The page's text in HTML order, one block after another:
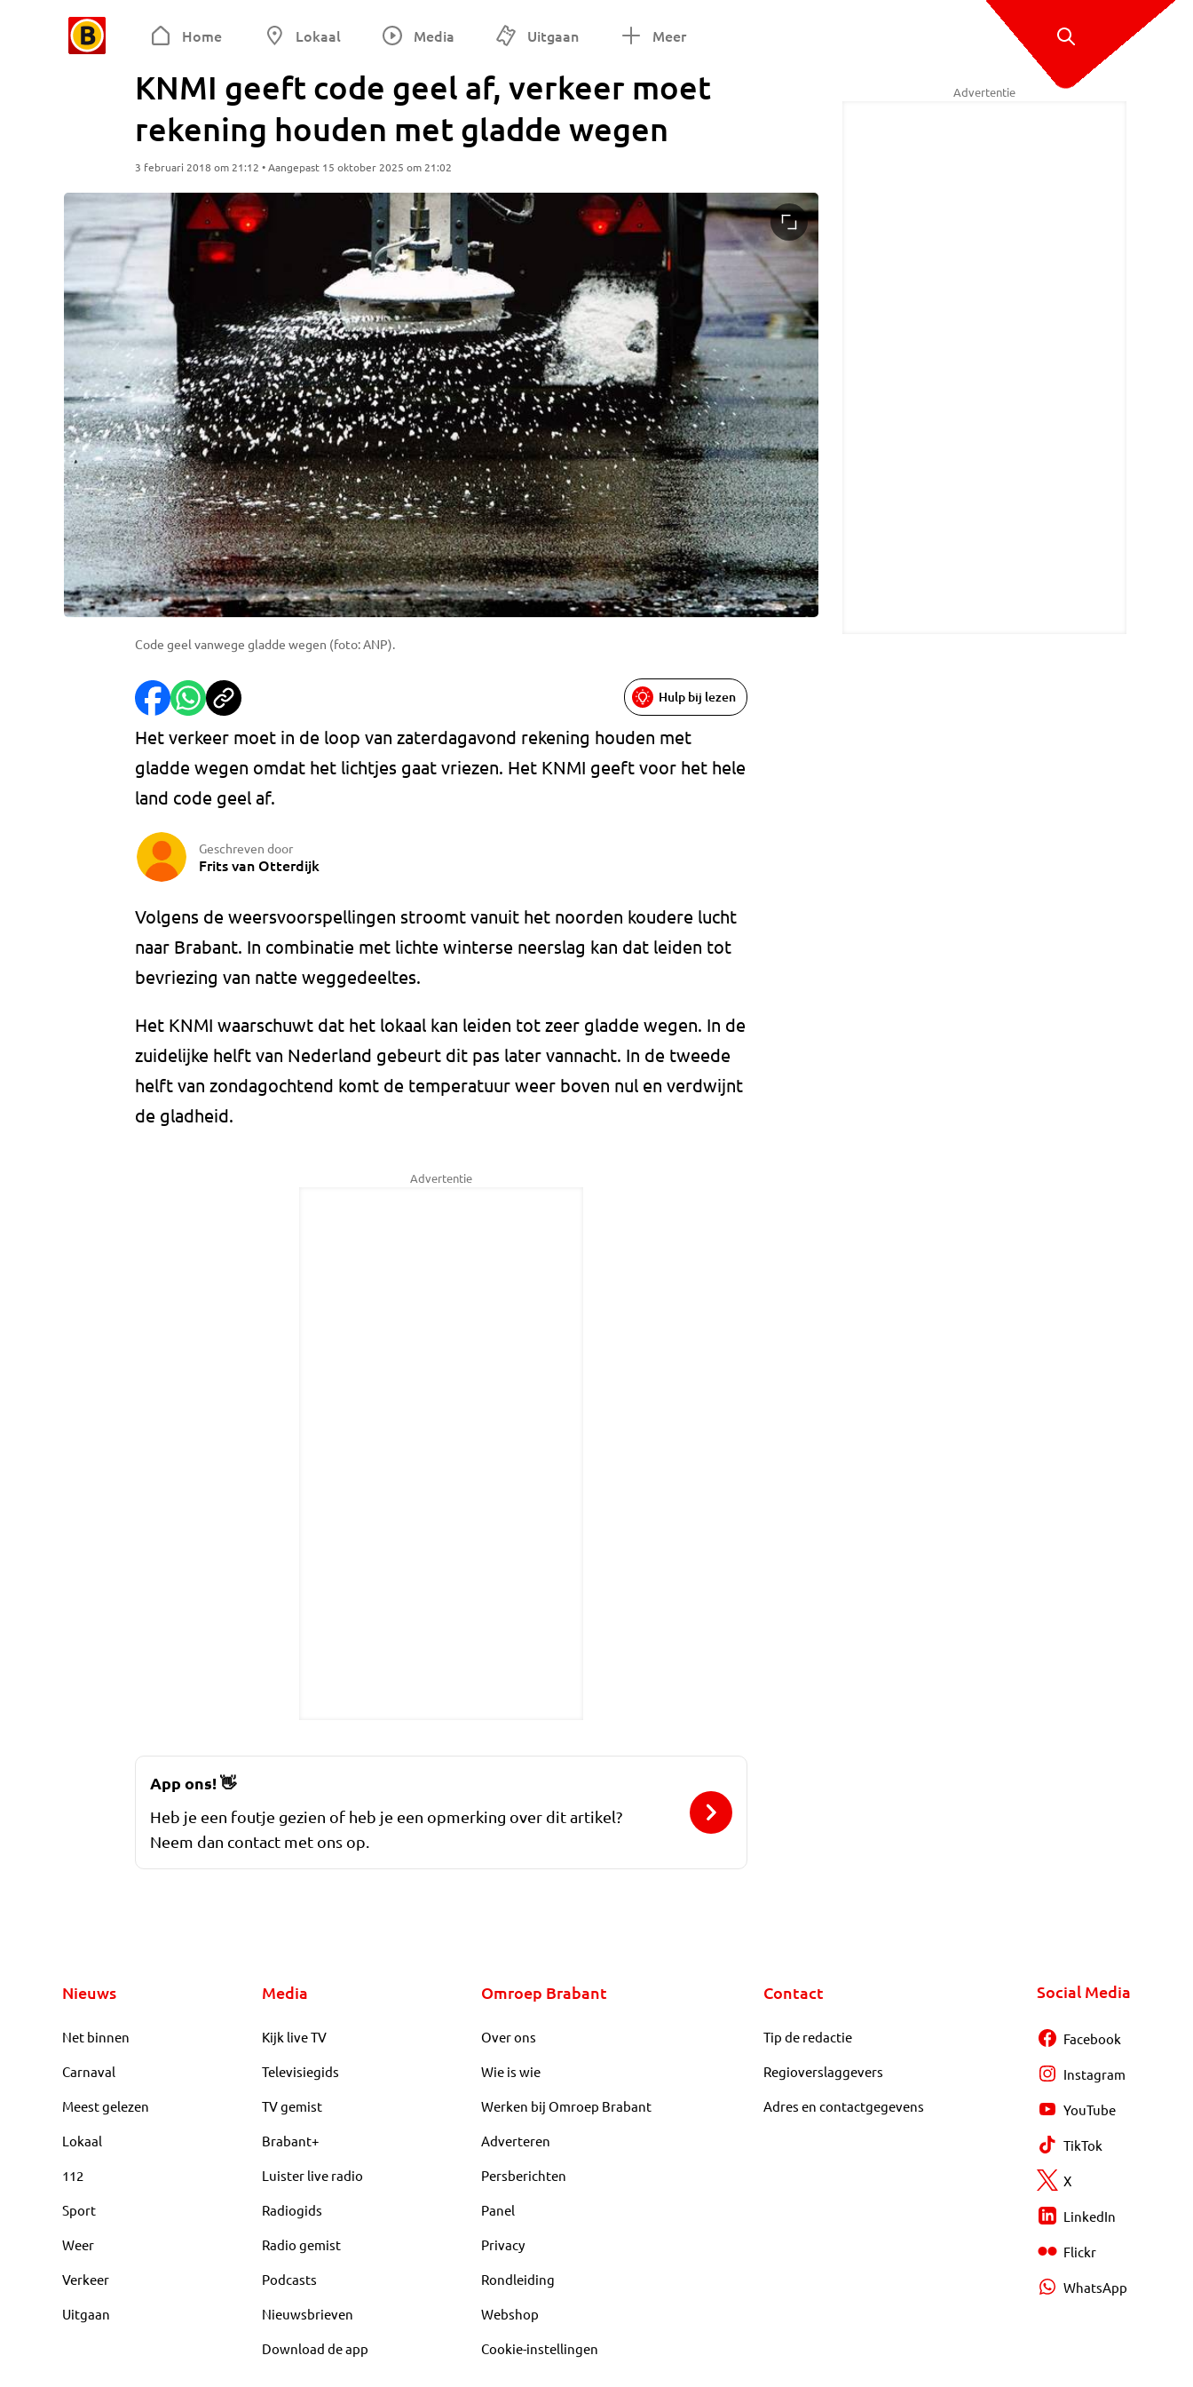
Home Lokaal Media Uitgaan Meer
KNMI geeft code geel af, verkeer moet
rekening houden met gladde wegen
3 februari 2018 om 21:12 • Aangepast 15 oktober 2025 om 21:02
Code geel vanwege gladde wegen (foto: ANP).
Hulp bij lezen
Het verkeer moet in de loop van zaterdagavond rekening houden met
gladde wegen omdat het lichtjes gaat vriezen. Het KNMI geeft voor het hele
land code geel af.
Geschreven door
Frits van Otterdijk
Volgens de weersvoorspellingen stroomt vanuit het noorden koudere lucht
naar Brabant. In combinatie met lichte winterse neerslag kan dat leiden tot
bevriezing van natte weggedeeltes.
Het KNMI waarschuwt dat het lokaal kan leiden tot zeer gladde wegen. In de
zuidelijke helft van Nederland gebeurt dit pas later vannacht. In de tweede
helft van zondagochtend komt de temperatuur weer boven nul en verdwijnt
de gladheid.
Advertentie
Advertentie
App ons!👋
Heb je een foutje gezien of heb je een opmerking over dit artikel?
Neem dan contact met ons op.
Nieuws
Net binnen
Carnaval
Meest gelezen
Lokaal
112
Sport
Weer
Verkeer
Uitgaan
Media
Kijk live TV
Televisiegids
TV gemist
Brabant+
Luister live radio
Radiogids
Radio gemist
Podcasts
Nieuwsbrieven
Download de app
Omroep Brabant
Over ons
Wie is wie
Werken bij Omroep Brabant
Adverteren
Persberichten
Panel
Privacy
Rondleiding
Webshop
Cookie-instellingen
Contact
Tip de redactie
Regioverslaggevers
Adres en contactgegevens
Social Media
Facebook
Instagram
YouTube
TikTok
X
LinkedIn
Flickr
WhatsApp